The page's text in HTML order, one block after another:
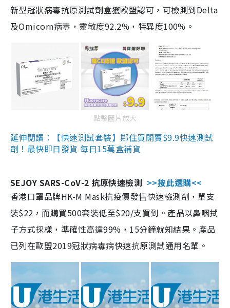
新型冠狀病毒抗原測試劑盒獲歐盟認可，可檢測到Delta
及Omicorn病毒，靈敏度92.2%，特異度100%。
點擊圖片放大
延伸閱讀：【快速測試套裝】鄰住買開賣$9.9快速測試
劑！最快即日發貨 每日15萬盒補貨
SEJOY SARS-CoV-2 抗原快速檢測 >>按此選購<<
香港口罩品牌HK-M Mask抗疫價發售快速檢測劑，單支
裝$22，而購買500套裝低至$20/支買到。產品以鼻咽拭
子方式採樣，準確性高達99%，15分鐘就知結果。產品
已列在歐盟2019冠狀病毒病快速抗原測試通用名單。